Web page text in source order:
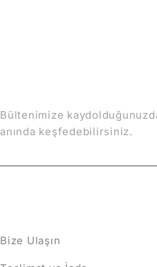
Bültenimize
anında keşfedebilirsiniz.
Bize Ulaşın